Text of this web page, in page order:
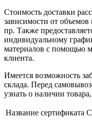
Стоимость доставки
зависимости от объемов
пр. Также
индивидуальному
материалов с помощью
клиента.
Имеется возможность
склада. Перед
узнать о наличии
Название сертификата